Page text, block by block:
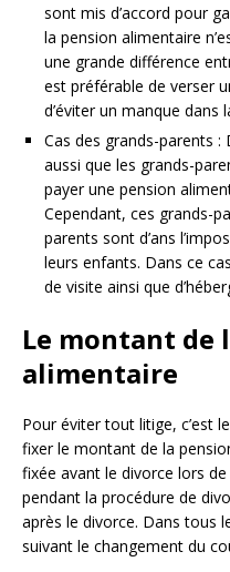
sont mis d’accord pour
la pension alimentaire
une grande différence
est préférable de verser
d’éviter un manque dans
Cas des grands-parents
aussi que les grands-
payer une pension
Cependant, ces grands-
parents sont d’ans
leurs enfants. Dans ce
de visite ainsi que
Le montant de
alimentaire
Pour éviter tout litige, c’est
fixer le montant de la
fixée avant le divorce lors
pendant la procédure de
après le divorce. Dans tous
suivant le changement du